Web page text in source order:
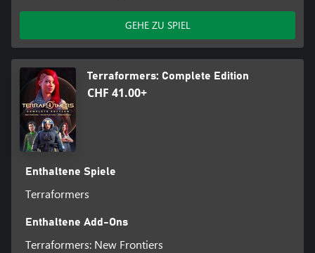
GEHE ZU SPIEL
Terraformers: Complete Edition
CHF 41.00+
Enthaltene Spiele
Terraformers
Enthaltene Add-Ons
Terraformers: New Frontiers